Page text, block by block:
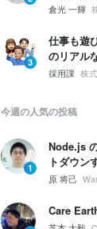
ブレーキ
倉光 一輝
3
仕事も遊
のリアル
🌴☀️
採用課 株
今週の人気の投稿
1
Node.js
トダウン
原 将己
Care